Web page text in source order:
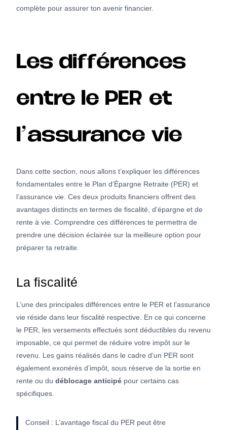
complète pour assurer ton avenir financier.
Les différences
entre le PER et
l’assurance vie
Dans cette section, nous allons t’expliquer les différences
fondamentales entre le Plan d’Épargne Retraite (PER) et
l’assurance vie. Ces deux produits financiers offrent des
avantages distincts en termes de fiscalité, d’épargne et de
rente à vie. Comprendre ces différences te permettra de
prendre une décision éclairée sur la meilleure option pour
préparer ta retraite.
La fiscalité
L’une des principales différences entre le PER et l’assurance
vie réside dans leur fiscalité respective. En ce qui concerne
le PER, les versements effectués sont déductibles du revenu
imposable, ce qui permet de réduire votre impôt sur le
revenu. Les gains réalisés dans le cadre d’un PER sont
également exonérés d’impôt, sous réserve de la sortie en
rente ou du déblocage anticipé pour certains cas
spécifiques.
Conseil : L’avantage fiscal du PER peut être